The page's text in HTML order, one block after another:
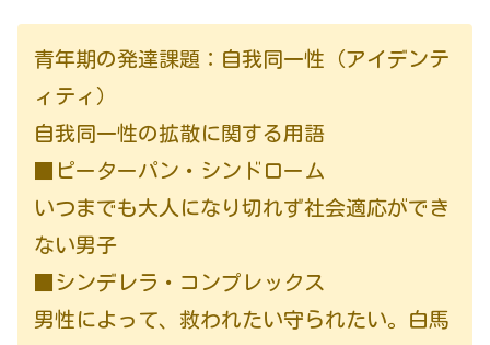
青年期の発達課題：自我同一性（アイデンテ
ィティ）
自我同一性の拡散に関する用語
■ピーターパン・シンドローム
いつまでも大人になり切れず社会適応ができ
ない男子
■シンデレラ・コンプレックス
男性によって、救われたい守られたい。白馬